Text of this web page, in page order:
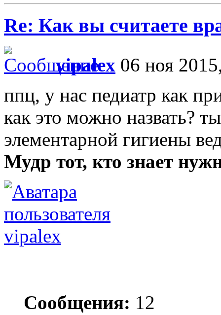
Re: Как вы считаете
vipalex 06 ноя
ппц, у нас педиатр как
как это можно назвать?
элементарной гигиены
Мудр тот, кто знает
vipalex
Сообщения: 12